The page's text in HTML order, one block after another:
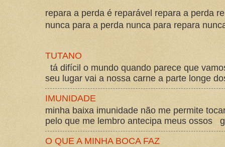
repara a perda é reparável repara a perda
nunca para a perda nunca para repara
TUTANO
tá difícil o mundo quando parece que
seu lugar vai a nossa carne a parte longe
IMUNIDADE
minha baixa imunidade não me permite
pelo que me lembro antecipa meus ossos
O QUE A MINHA BOCA FAZ